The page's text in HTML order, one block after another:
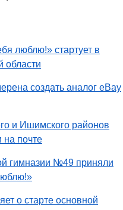
люблю!» стартует в
области
создать аналог eBay
и Ишимского районов
на почте
гимназии №49 приняли
о старте основной